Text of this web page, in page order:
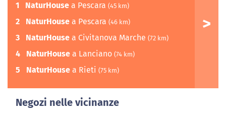
1 NaturHouse a Pescara (45 km)
2 NaturHouse a Pescara (46 km)
3 NaturHouse a Civitanova Marche (72 km)
4 NaturHouse a Lanciano (74 km)
5 NaturHouse a Rieti (75 km)
Negozi nelle vicinanze